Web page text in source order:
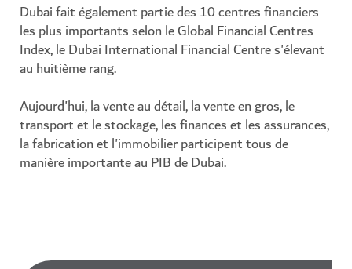
Dubai fait également partie des 10 centres financiers
les plus importants selon le Global Financial Centres
Index, le Dubai International Financial Centre s'élevant
au huitième rang.
Aujourd'hui, la vente au détail, la vente en gros, le
transport et le stockage, les finances et les assurances,
la fabrication et l'immobilier participent tous de
manière importante au PIB de Dubai.